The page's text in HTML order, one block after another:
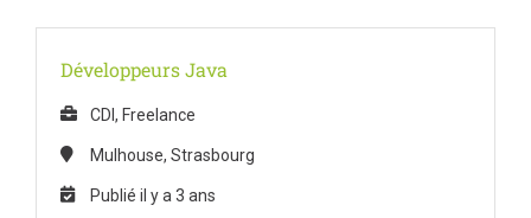
Développeurs Java
CDI, Freelance
Mulhouse, Strasbourg
Publié il y a 3 ans